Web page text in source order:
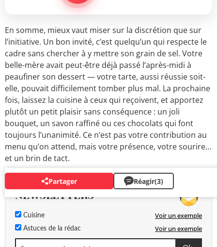
En somme, mieux vaut miser sur la discrétion que sur
l’initiative. Un bon invité, c’est quelqu’un qui respecte le
cadre sans chercher à y mettre son grain de sel. Votre
belle-mère avait peut-être déjà passé l’après-midi à
peaufiner son dessert — votre tarte, aussi réussie soit-
elle, pouvait difficilement tomber plus mal. La prochaine
fois, laissez la cuisine à ceux qui reçoivent, et apportez
plutôt un petit plaisir sans conséquence : un joli
bouquet, un savon raffiné ou ces chocolats qui font
toujours l’unanimité. Ce n’est pas votre contribution au
menu qu’on attend, mais votre présence, votre sourire…
et un brin de tact.
Partager Réagir(3)
NEWSLETTERS
Cuisine Voir un exemple
Astuces de la rédac Voir un exemple